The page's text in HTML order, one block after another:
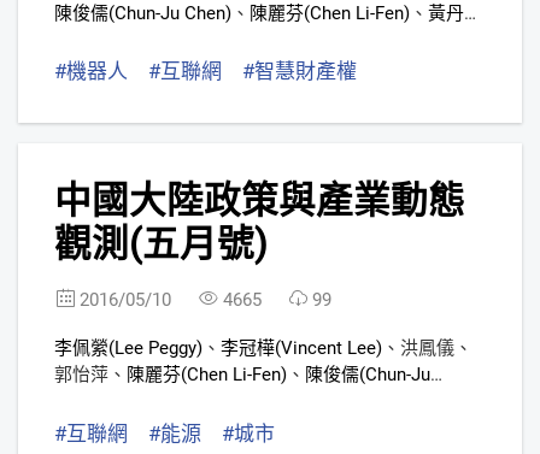
陳俊儒(Chun-Ju Chen) 、 陳麗芬(Chen Li-Fen) 、 黃丹齊
#機器人 #互聯網 #智慧財產權
中國大陸政策與產業動態
觀測(五月號)
2016/05/10 4665 99
李佩縈(Lee Peggy) 、 李冠樺(Vincent Lee) 、 洪鳳儀 、
郭怡萍 、 陳麗芬(Chen Li-Fen) 、 陳俊儒(Chun-Ju
#互聯網 #能源 #城市